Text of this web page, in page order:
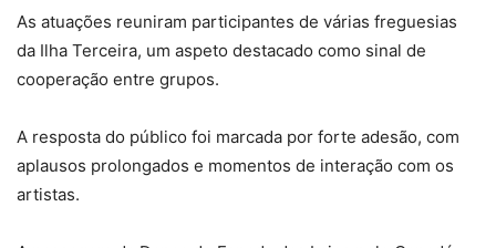
As atuações reuniram participantes de várias freguesias
da Ilha Terceira, um aspeto destacado como sinal de
cooperação entre grupos.
A resposta do público foi marcada por forte adesão, com
aplausos prolongados e momentos de interação com os
artistas.